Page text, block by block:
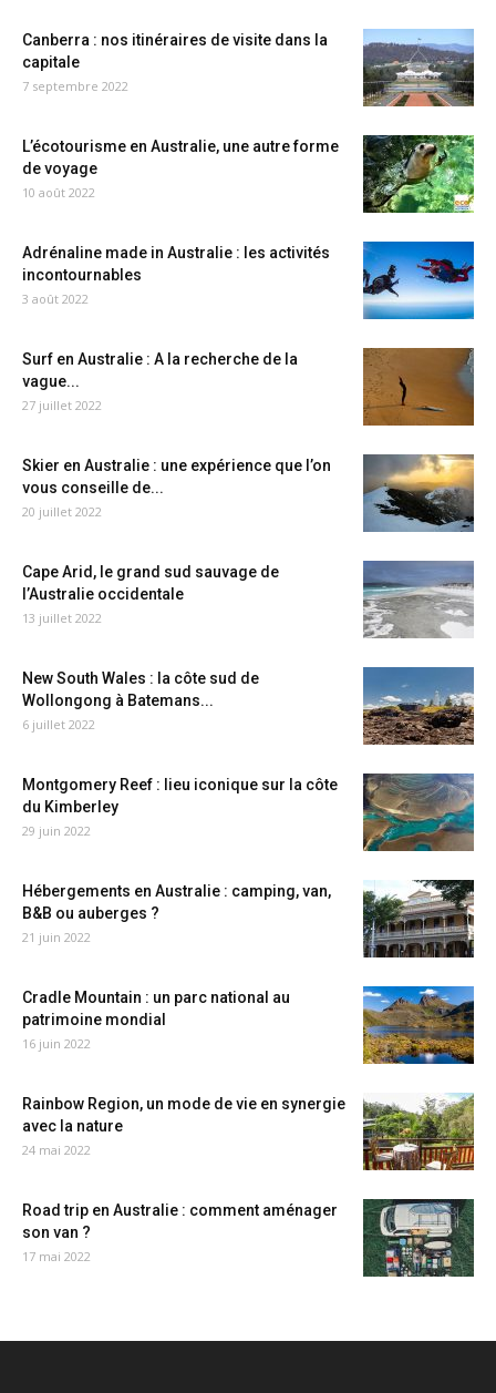
Canberra : nos itinéraires de visite dans la
capitale
7 septembre 2022
L’écotourisme en Australie, une autre forme
de voyage
10 août 2022
Adrénaline made in Australie : les activités
incontournables
3 août 2022
Surf en Australie : A la recherche de la
vague...
27 juillet 2022
Skier en Australie : une expérience que l’on
vous conseille de...
20 juillet 2022
Cape Arid, le grand sud sauvage de
l’Australie occidentale
13 juillet 2022
New South Wales : la côte sud de
Wollongong à Batemans...
6 juillet 2022
Montgomery Reef : lieu iconique sur la côte
du Kimberley
29 juin 2022
Hébergements en Australie : camping, van,
B&B ou auberges ?
21 juin 2022
Cradle Mountain : un parc national au
patrimoine mondial
16 juin 2022
Rainbow Region, un mode de vie en synergie
avec la nature
24 mai 2022
Road trip en Australie : comment aménager
son van ?
17 mai 2022